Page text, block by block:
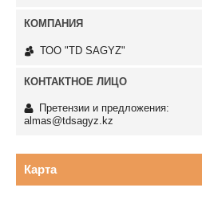
ТОО "TD SAGYZ"
Претензии и предложения:
almas@tdsagyz.kz
Карта